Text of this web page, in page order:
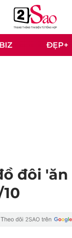
ĐẸP+
đôi